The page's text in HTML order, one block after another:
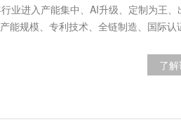
业进入产能集中、AI升级、定制为王、
能规模、专利技术、全链制造、国际
了